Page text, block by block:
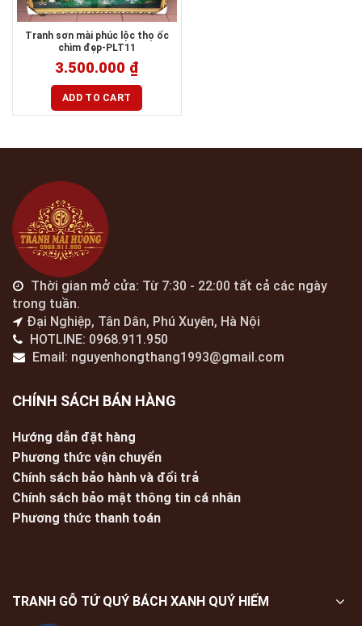
Tranh sơn mài phúc lộc thọ ốc
chìm đẹp-PLT11
3.500.000 ₫
ADD TO CART
Thời gian mở cửa: Từ 7:30 - 22:00 tất cả các ngày
trong tuần.
Đại Nghiệp, Tân Dân, Phú Xuyên, Hà Nội
HOTLINE: 0968.911.950
Email: nguyenhongthang1993@gmail.com
CHÍNH SÁCH BÁN HÀNG
Hướng dẫn đặt hàng
Phương thức vận chuyển
Chính sách bảo hành và đổi trả
Chính sách bảo mật thông tin cá nhân
Phương thức thanh toán
TRANH GỖ TỨ QUÝ BÁCH XANH QUÝ HIẾM